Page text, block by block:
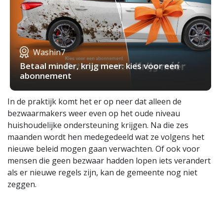
Washin7
Betaal minder, krijg meer: kies voor een
abonnement
In de praktijk komt het er op neer dat alleen de
bezwaarmakers weer even op het oude niveau
huishoudelijke ondersteuning krijgen. Na die zes
maanden wordt hen medegedeeld wat ze volgens het
nieuwe beleid mogen gaan verwachten. Of ook voor
mensen die geen bezwaar hadden lopen iets verandert
als er nieuwe regels zijn, kan de gemeente nog niet
zeggen.